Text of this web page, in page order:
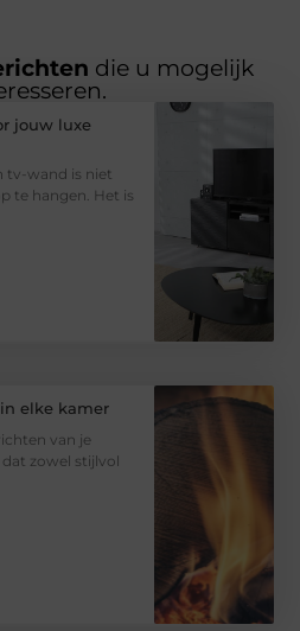
die u mogelijk
jouw luxe
tv-wand is niet
te hangen. Het is
elke kamer
van je
zowel stijlvol